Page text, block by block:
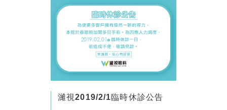
濰視2019/2/1臨時休診公告